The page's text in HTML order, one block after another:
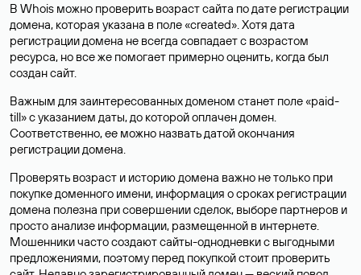
В Whois можно проверить возраст сайта по дате регистрации
домена, которая указана в поле «created». Хотя дата
регистрации домена не всегда совпадает с возрастом
ресурса, но все же помогает примерно оценить, когда был
создан сайт.
Важным для заинтересованных доменом станет поле «paid-
till» с указанием даты, до которой оплачен домен.
Соответственно, ее можно назвать датой окончания
регистрации домена.
Проверять возраст и историю домена важно не только при
покупке доменного имени, информация о сроках регистрации
домена полезна при совершении сделок, выборе партнеров и
просто анализе информации, размещенной в интернете.
Мошенники часто создают сайты-однодневки с выгодными
предложениями, поэтому перед покупкой стоит проверить